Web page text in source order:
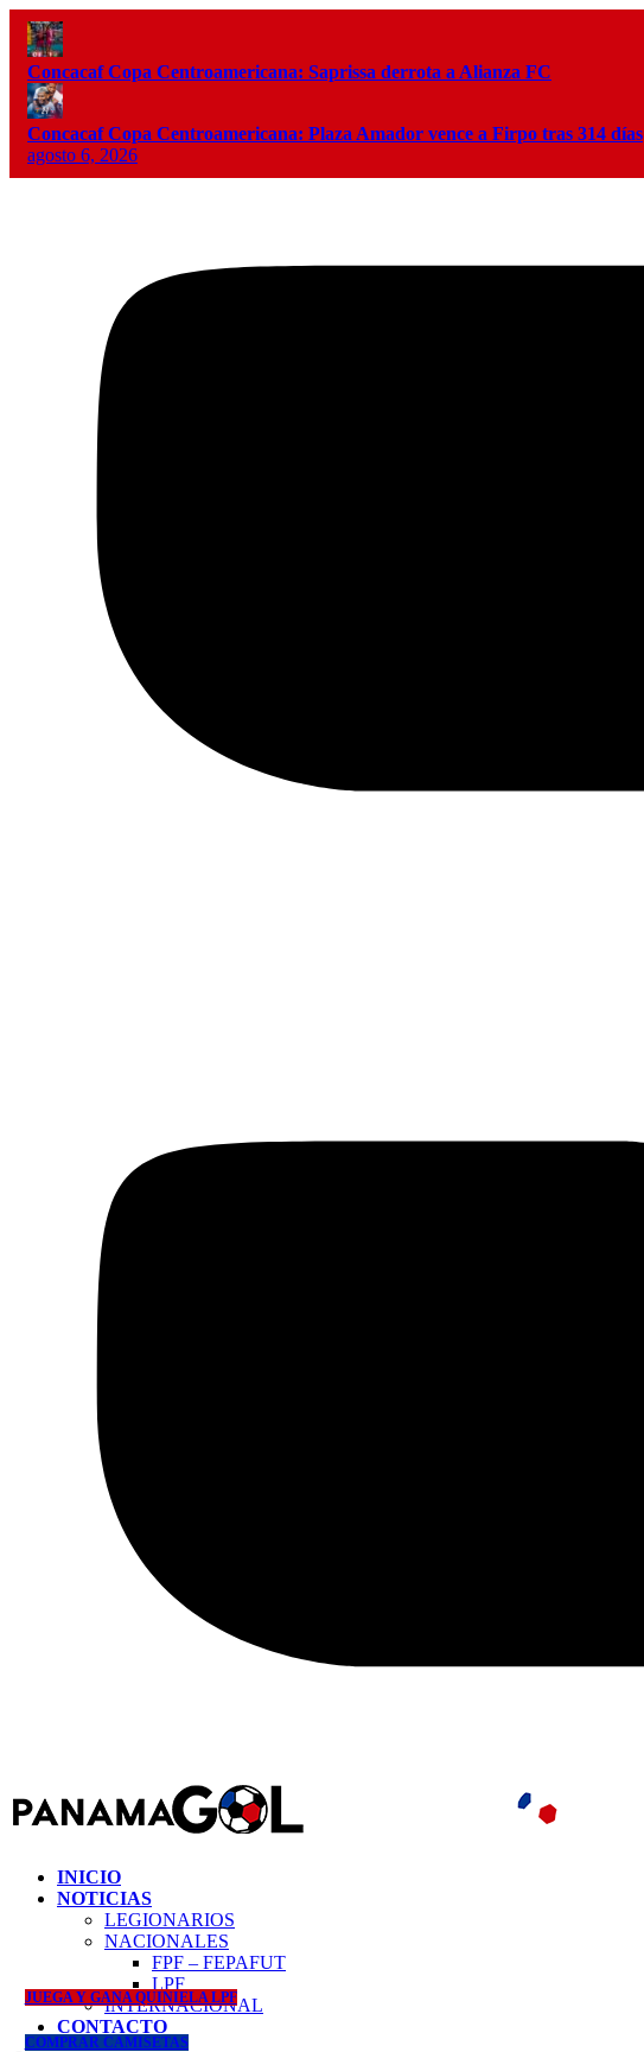
Concacaf Copa Centroamericana: Saprissa derrota a Alianza FC
Concacaf Copa Centroamericana: Plaza Amador vence a Firpo tras 314 días
agosto 6, 2026
INICIO
NOTICIAS
LEGIONARIOS
NACIONALES
FPF – FEPAFUT
LPF
INTERNACIONAL
CONTACTO
JUEGA Y GANA QUINIELA LPF
COMPRAR CAMISETAS